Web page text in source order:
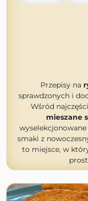
Przepisy na
sprawdzonych i
Wśród
mieszane
smaki z
to miejsce, w